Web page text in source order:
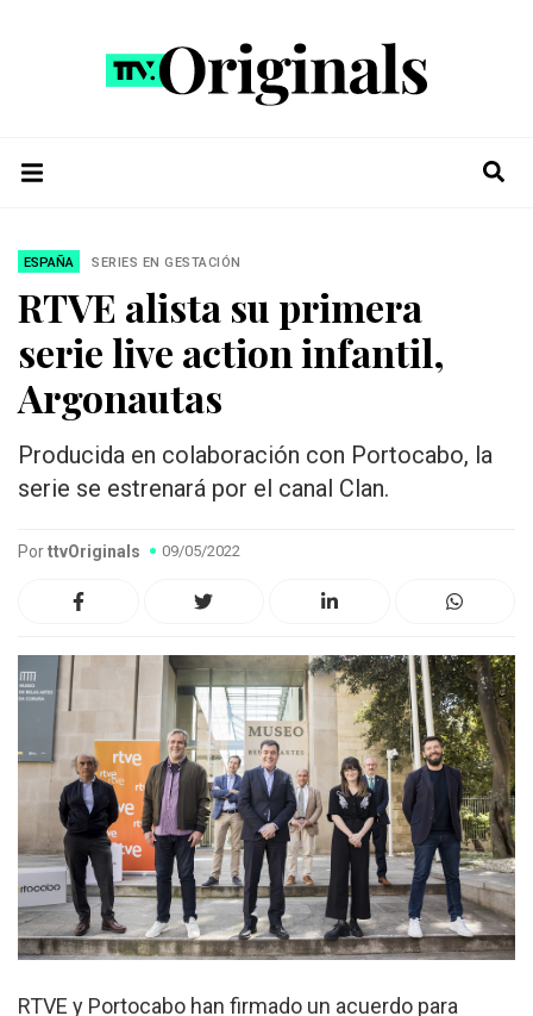
ESPAÑA SERIES EN GESTACIÓN
RTVE alista su primera
serie live action infantil,
Argonautas
Producida en colaboración con Portocabo, la
serie se estrenará por el canal Clan.
PorttvOriginals 09/05/2022
RTVE y Portocabo han firmado un acuerdo para